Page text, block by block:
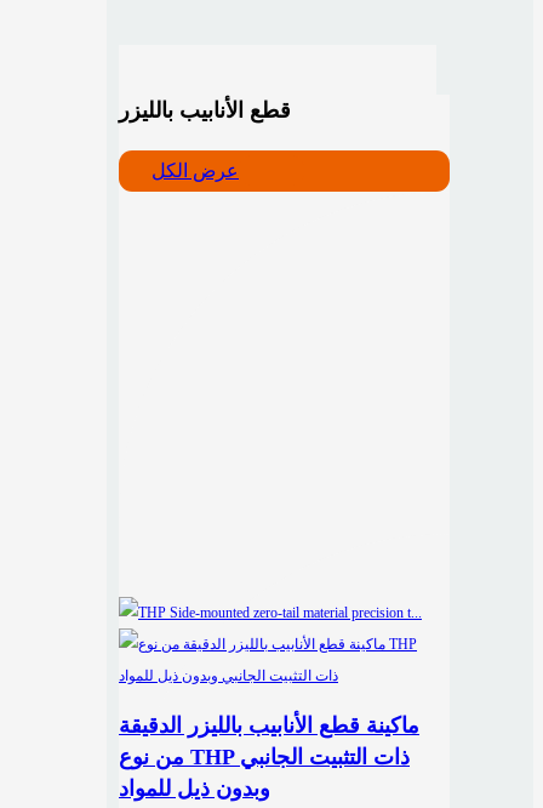
قطع الأنابيب بالليزر
عرض الكل
ماكينة قطع الأنابيب بالليزر الدقيقة
من نوع THP ذات التثبيت الجانبي
وبدون ذيل للمواد